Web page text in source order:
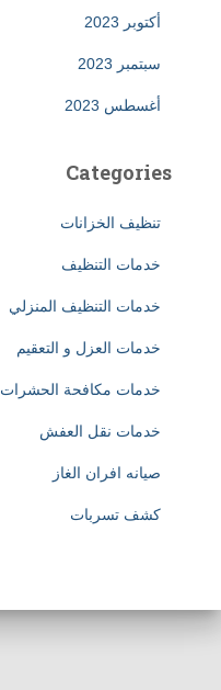
أكتوبر 2023
سبتمبر 2023
أغسطس 2023
Categories
تنظيف الخزانات
خدمات التنظيف
خدمات التنظيف المنزلي
خدمات العزل و التعقيم
خدمات مكافحة الحشرات
خدمات نقل العفش
صيانه افران الغاز
كشف تسربات